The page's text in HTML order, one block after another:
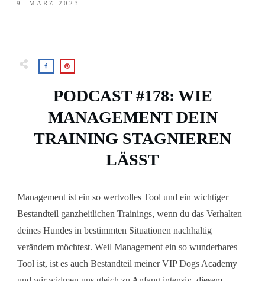
9. MÄRZ 2023
PODCAST #178: WIE
MANAGEMENT DEIN
TRAINING STAGNIEREN
LÄSST
Management ist ein so wertvolles Tool und ein wichtiger
Bestandteil ganzheitlichen Trainings, wenn du das Verhalten
deines Hundes in bestimmten Situationen nachhaltig
verändern möchtest. Weil Management ein so wunderbares
Tool ist, ist es auch Bestandteil meiner VIP Dogs Academy